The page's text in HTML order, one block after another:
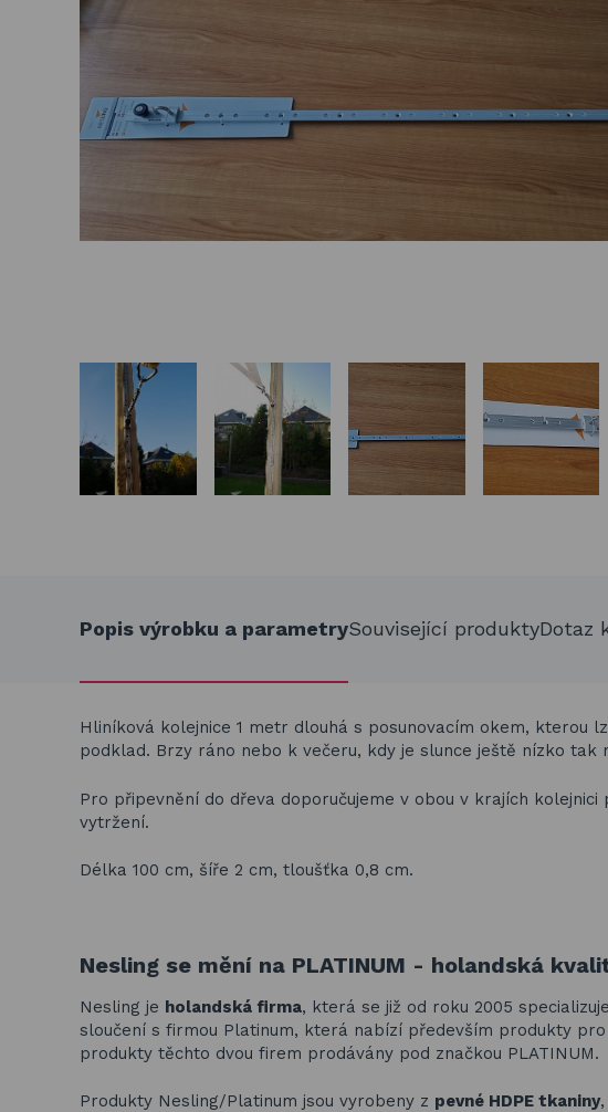
Basketbalové koše
(shuffleboard)
Gumové podlahy (dlaždice)
Trampolíny
Výprodej
Popis výrobku a parametrySouvisející produktyDotaz
Hliníková kolejnice 1 metr dlouhá s posunovacím okem, kterou
podklad. Brzy ráno nebo k večeru, kdy je slunce ještě nízko
Pro připevnění do dřeva doporučujeme v obou v krajích
vytržení.
Délka 100 cm, šíře 2 cm, tloušťka 0,8 cm.
Nesling se mění na PLATINUM - holandská
Nesling je holandská firma, která se již od roku 2005
sloučení s firmou Platinum, která nabízí především produkty
produkty těchto dvou firem prodávány pod značkou PLATINUM.
Produkty Nesling/Platinum jsou vyrobeny z pevné HDPE tkaniny